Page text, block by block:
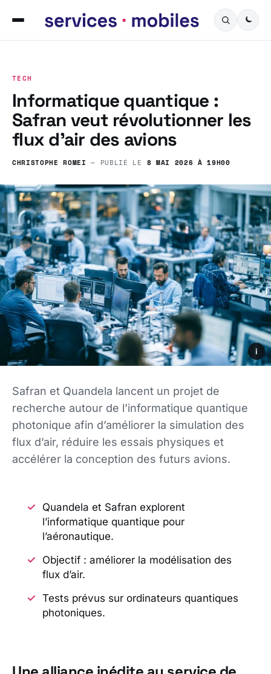
TECH
Informatique quantique :
Safran veut révolutionner les
flux d’air des avions
CHRISTOPHE ROMEI — PUBLIÉ LE 8 MAI 2026 À 19H00
i
Safran et Quandela lancent un projet de
recherche autour de l’informatique quantique
photonique afin d’améliorer la simulation des
flux d’air, réduire les essais physiques et
accélérer la conception des futurs avions.
Quandela et Safran explorent
l’informatique quantique pour
l’aéronautique.
Objectif : améliorer la modélisation des
flux d’air.
Tests prévus sur ordinateurs quantiques
photoniques.